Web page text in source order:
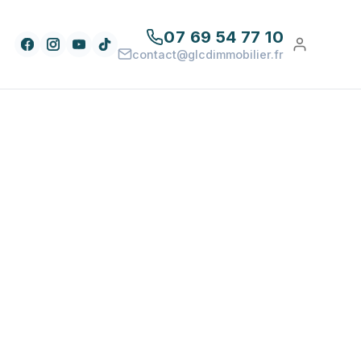
07 69 54 77 10
contact@glcdimmobilier.fr